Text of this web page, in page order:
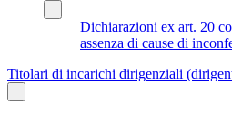
Dichiarazioni ex art. 20
assenza di cause di
Titolari di incarichi dirigenziali